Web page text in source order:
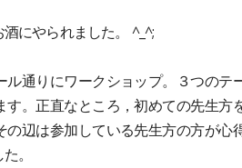
にやられました。 ^_^;
通りにワークショップ。３つのテ
。正直なところ，初めての先生方
の辺は参加している先生方の方が
。